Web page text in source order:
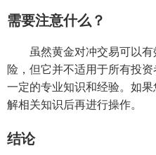
需要注意什么？
虽然黄金对冲交易可以
险，但它并不适用于所有投
一定的专业知识和经验。如
解相关知识后再进行操作。
结论